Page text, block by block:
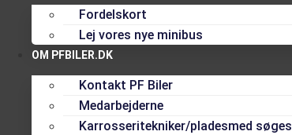
Fordelskort
Lej vores nye minibus
OM PFBILER.DK
Kontakt PF Biler
Medarbejderne
Karrosseritekniker/pladesmed søges